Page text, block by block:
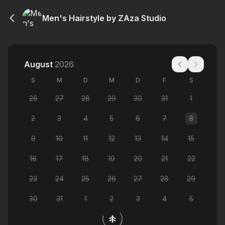
Men's Hairstyle by ZAza Studio
August 2026
S M D M D F S
26 27 28 29 30 31 1
2 3 4 5 6 7 8
9 10 11 12 13 14 15
16 17 18 19 20 21 22
23 24 25 26 27 28 29
30 31 1 2 3 4 5